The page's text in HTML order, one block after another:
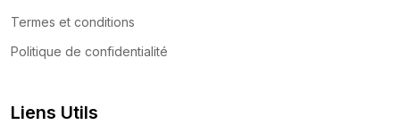
Termes et conditions
Politique de confidentialité
Liens Utils